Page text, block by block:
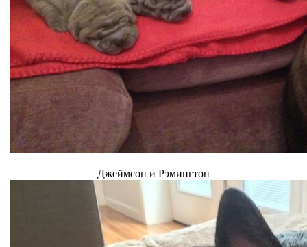
Джеймсон и Рэмингтон